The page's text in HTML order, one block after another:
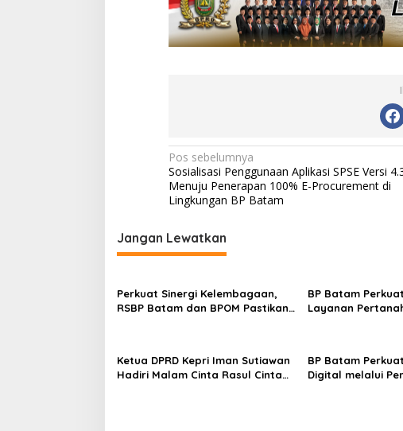
a
t
o
r
o
n
e
s
i
K
u
u
n
P
R
N
a
v
i
g
s
i
o
s
Pos sebelumnya
Sosialisasi Penggunaan Aplikasi SPSE Versi
Menuju Penerapan 100% E-Procurement di
Lingkungan BP Batam
Jangan Lewatkan
Perkuat Sinergi Kelembagaan,
RSBP Batam dan BPOM Pastikan
BP Batam
Layanan
Ketua DPRD Kepri Iman Sutiawan
Hadiri Malam Cinta Rasul Cinta
BP Batam
Digital melalui